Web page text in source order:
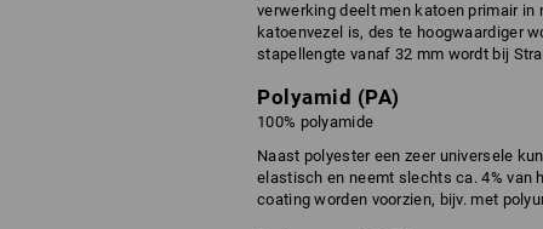
verwerking deelt men katoen primair in
katoenvezel is, des te hoogwaardiger
stapellengte vanaf 32 mm wordt bij
Polyamid (PA)
100% polyamide
Naast polyester een zeer universele
elastisch en neemt slechts ca. 4% van
coating worden voorzien, bijv. met